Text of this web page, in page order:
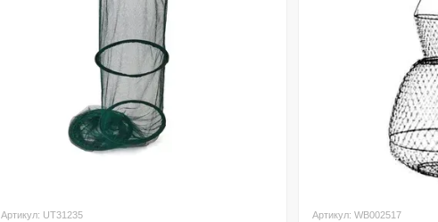
Артикул: UT31235 Артикул: WB002517